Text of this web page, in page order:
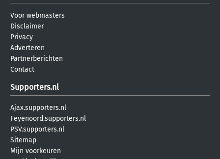
Voor webmasters
Disclaimer
Privacy
Adverteren
Partnerberichten
Contact
Supporters.nl
Ajax.supporters.nl
Feyenoord.supporters.nl
PSV.supporters.nl
Sitemap
Mijn voorkeuren